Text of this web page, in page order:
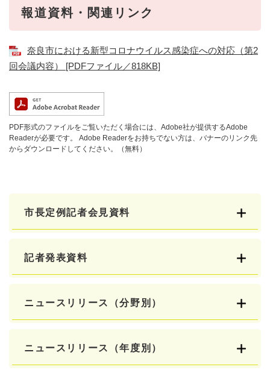
報道資料・関連リンク
奈良市における新型コロナウイルス感染症への対応（第2
回会議内容） [PDFファイル／818KB]
PDF形式のファイルをご覧いただく場合には、Adobe社が提供するAdobe
Readerが必要です。
Adobe Readerをお持ちでない方は、バナーのリンク先
からダウンロードしてください。（無料）
市長定例記者会見資料
記者発表資料
ニュースリリース（分野別）
ニュースリリース（年度別）